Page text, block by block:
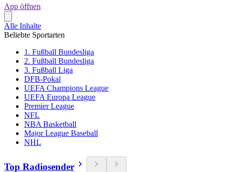
App öffnen
Alle Inhalte
Beliebte Sportarten
1. Fußball Bundesliga
2. Fußball Bundesliga
3. Fußball Liga
DFB-Pokal
UEFA Champions League
UEFA Europa League
Premier League
NFL
NBA Basketball
Major League Baseball
NHL
Top Radiosender